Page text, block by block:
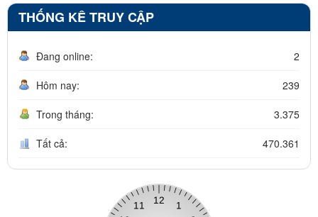
THỐNG KÊ TRUY CẬP
Đang online: 2
Hôm nay: 239
Trong tháng: 3.375
Tất cả: 470.361